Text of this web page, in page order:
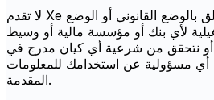
لا تقدم Xe أي إقرارات فيما يتعلق بالوضع القانوني أو الوضع
لأي بنك أو مؤسسة مالية أو وسيط
نتحقق من شرعية أي كيان مدرج في
أي مسؤولية عن استخدامك للمعلومات
المقدمة.